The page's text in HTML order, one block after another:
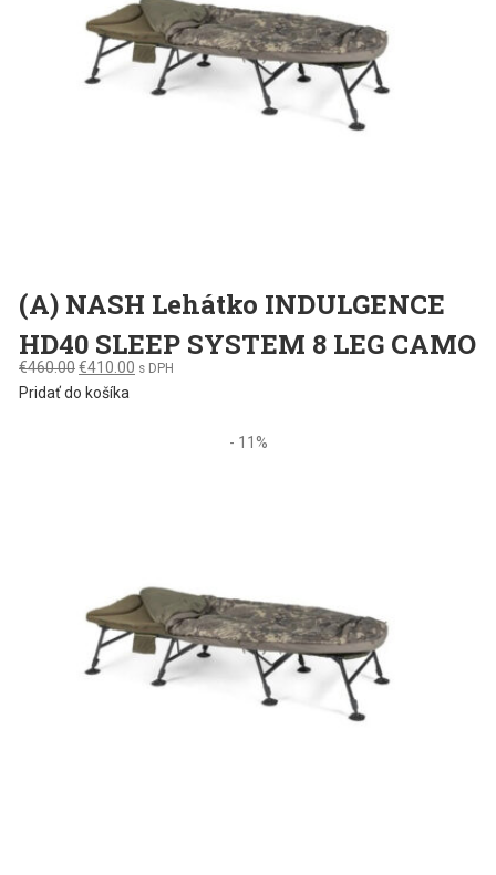
(A) NASH Lehátko INDULGENCE
HD40 SLEEP SYSTEM 8 LEG CAMO
€460.00Original
price
€410.00 Current
s DPH
Pridať do košíka
- 11%